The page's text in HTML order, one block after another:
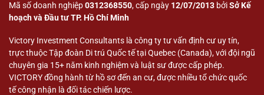
Mã số doanh nghiệp0312368550, cấp ngày 12/07/2013 bởiSở Kế
hoạch và Đầu tư TP. Hồ Chí Minh
Victory Investment Consultants là công ty tư vấn định cư uy tín,
trực thuộc Tập đoàn Di trú Quốc tế tại Quebec (Canada), với đội ngũ
chuyên gia 15+ năm kinh nghiệm và luật sư được cấp phép.
VICTORY đồng hành từ hồ sơ đến an cư, được nhiều tổ chức quốc
tế công nhận là đối tác chiến lược.